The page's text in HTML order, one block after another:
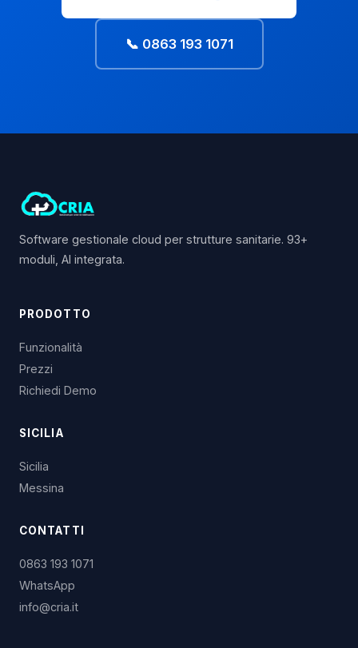
📞 0863 193 1071
Software gestionale cloud per strutture sanitarie. 93+
moduli, AI integrata.
PRODOTTO
Funzionalità
Prezzi
Richiedi Demo
SICILIA
Sicilia
Messina
CONTATTI
0863 193 1071
WhatsApp
info@cria.it